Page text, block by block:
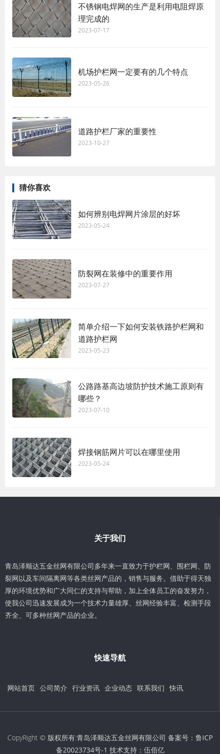
不锈钢电焊网的生产是利用电阻焊原
理完成的
2023-07-17
机场护栏网一定要有的几个特点
2023-05-26
道路护栏厂家的重要性
2023-10-27
猜你喜欢
如何辨别电焊网片涂层的好坏
2023-05-24
防裂网在装修中的重要作用
2023-07-27
简单介绍一下如何安装铁路护栏网和
道路护栏网
2023-05-23
公路路基高边坡防护技术施工原则有
哪些？
2023-07-10
焊接钢筋网片可以在哪里使用
2023-05-24
关于我们
青岛泽顺达五金丝网有限公司多年来一直致力于护栏网、围栏网、防
裂网以及车间隔离网等各类丝网产品的，销售与服务。借助于得天独
厚的环境优势和广大同仁的支持与帮助，加上全体员工的奋发努力，
使我公司迅速发展成为一个技术力量雄厚、丝网经验丰富、检测手段
齐全、可多种丝网产品的企业。
快速导航
网站首页 公司简介 行业资讯 企业动态 联系我们 快讯
CopyRight © 版权所有:青岛泽顺达五金丝网有限公司 备案号： 鲁ICP
备20023734号-1 技术支持： 伍佰亿